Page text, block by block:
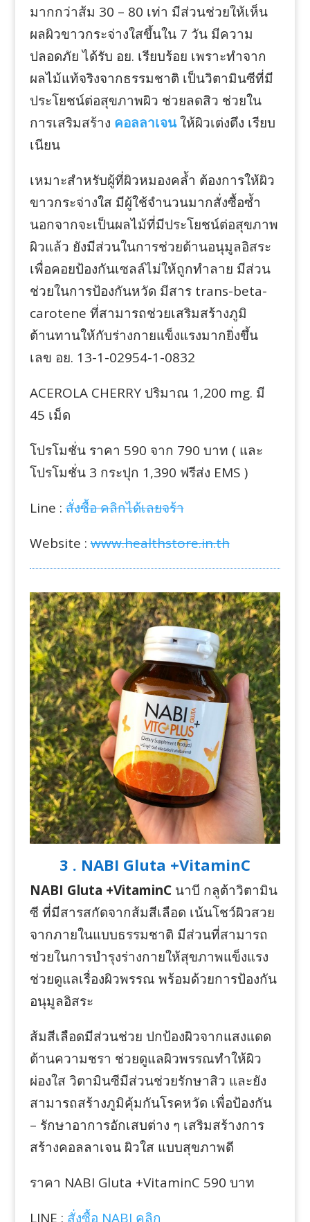
มากกว่าส้ม 30 – 80 เท่า มีส่วนช่วยให้เห็น
ผลผิวขาวกระจ่างใสขึ้นใน 7 วัน มีความ
ปลอดภัย ได้รับ อย. เรียบร้อย เพราะทำจาก
ผลไม้แท้จริงจากธรรมชาติ เป็นวิตามินซีที่มี
ประโยชน์ต่อสุขภาพผิว ช่วยลดสิว ช่วยใน
การเสริมสร้าง คอลลาเจนให้ผิวเต่งตึง เรียบ
เนียน
เหมาะสำหรับผู้ที่ผิวหมองคล้ำ ต้องการให้ผิว
ขาวกระจ่างใส มีผู้ใช้จำนวนมากสั่งซื้อซ้ำ
นอกจากจะเป็นผลไม้ที่มีประโยชน์ต่อสุขภาพ
ผิวแล้ว ยังมีส่วนในการช่วยต้านอนุมูลอิสระ
เพื่อคอยป้องกันเซลล์ไม่ให้ถูกทำลาย มีส่วน
ช่วยในการป้องกันหวัด มีสาร trans-beta-
carotene ที่สามารถช่วยเสริมสร้างภูมิ
ต้านทานให้กับร่างกายแข็งแรงมากยิ่งขึ้น
เลข อย. 13-1-02954-1-0832
ACEROLA CHERRY ปริมาณ 1,200 mg. มี
45 เม็ด
โปรโมชั่น ราคา 590 จาก 790 บาท ( และ
โปรโมชั่น 3 กระปุก 1,390 ฟรีส่ง EMS )
Line :สั่งซื้อ คลิกได้เลยจร้า
Website :www.healthstore.in.th
3 . NABI Gluta +VitaminC
NABI Gluta +VitaminCนาบี กลูต้าวิตามิน
ซี ที่มีสารสกัดจากส้มสีเลือด เน้นโชว์ผิวสวย
จากภายในแบบธรรมชาติ มีส่วนที่สามารถ
ช่วยในการบำรุงร่างกายให้สุขภาพแข็งแรง
ช่วยดูแลเรื่องผิวพรรณ พร้อมด้วยการป้องกัน
อนุมูลอิสระ
ส้มสีเลือดมีส่วนช่วย ปกป้องผิวจากแสงแดด
ต้านความชรา ช่วยดูแลผิวพรรณทำให้ผิว
ผ่องใส วิตามินซีมีส่วนช่วยรักษาสิว และยัง
สามารถสร้างภูมิคุ้มกันโรคหวัด เพื่อป้องกัน
– รักษาอาการอักเสบต่าง ๆ เสริมสร้างการ
สร้างคอลลาเจน ผิวใส แบบสุขภาพดี
ราคา NABI Gluta +VitaminC 590 บาท
LINE : สั่งซื้อ NABI คลิก